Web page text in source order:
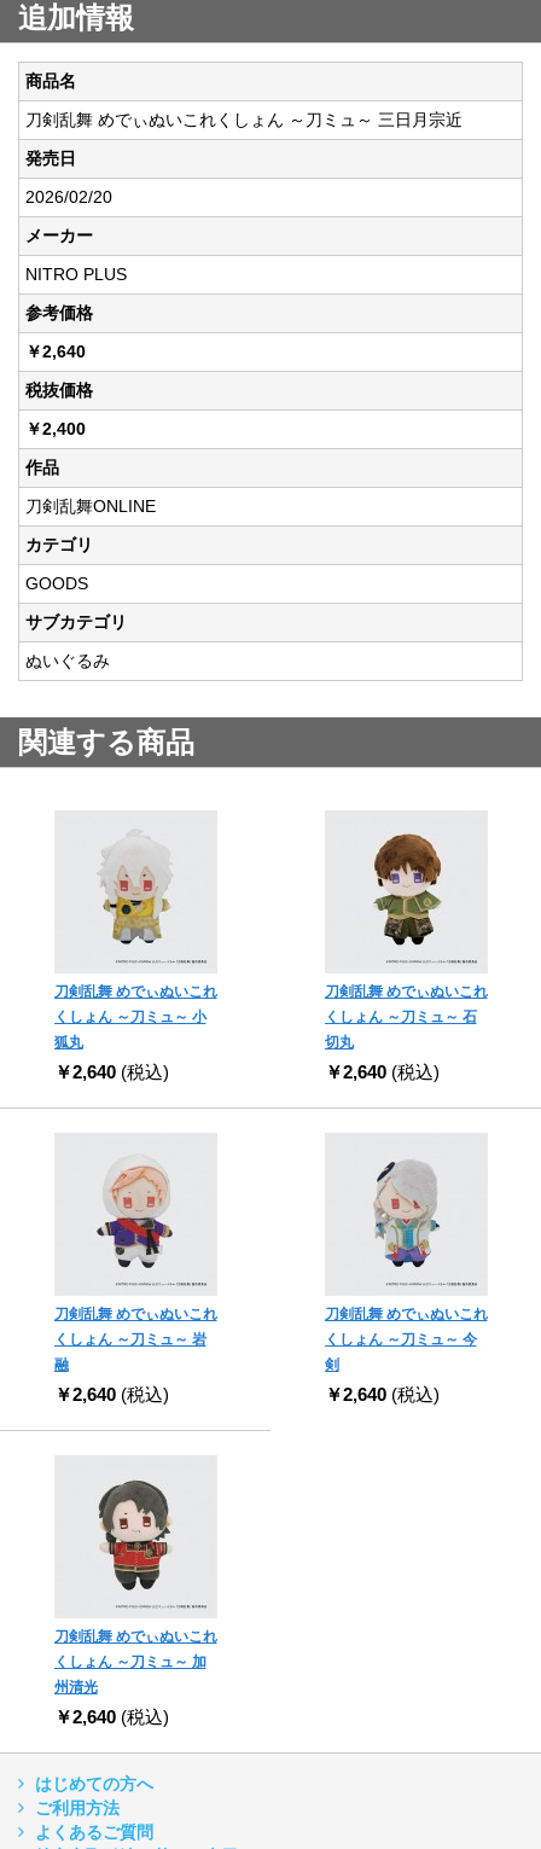
追加情報
商品名
刀剣乱舞 めでぃぬいこれくしょん ～刀ミュ～ 三日月宗近
発売日
2026/02/20
メーカー
NITRO PLUS
参考価格
￥2,640
税抜価格
￥2,400
作品
刀剣乱舞ONLINE
カテゴリ
GOODS
サブカテゴリ
ぬいぐるみ
関連する商品
刀剣乱舞 めでぃぬいこれ
くしょん ～刀ミュ～ 小
狐丸
￥2,640 (税込)
刀剣乱舞 めでぃぬいこれ
くしょん ～刀ミュ～ 石
切丸
￥2,640 (税込)
刀剣乱舞 めでぃぬいこれ
くしょん ～刀ミュ～ 岩
融
￥2,640 (税込)
刀剣乱舞 めでぃぬいこれ
くしょん ～刀ミュ～ 今
剣
￥2,640 (税込)
刀剣乱舞 めでぃぬいこれ
くしょん ～刀ミュ～ 加
州清光
￥2,640 (税込)
はじめての方へ
ご利用方法
よくあるご質問